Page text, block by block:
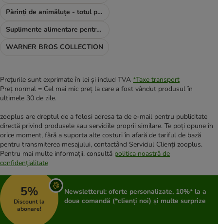
Părinți de animăluțe - totul pentru TINE
Suplimente alimentare pentru câini
WARNER BROS COLLECTION
Prețurile sunt exprimate în lei și includ TVA *Taxe transport
Preț normal = Cel mai mic preț la care a fost vândut produsul în
ultimele 30 de zile.
zooplus are dreptul de a folosi adresa ta de e-mail pentru publicitate
directă privind produsele sau serviciile proprii similare. Te poți opune în
orice moment, fără a suporta alte costuri în afară de tariful de bază
pentru transmiterea mesajului, contactând Serviciul Clienți zooplus.
Pentru mai multe informații, consultă politica noastră de
confidențialitate
5%
Discount la
abonare!
Newsletterul: oferte personalizate, 10%* la a
doua comandă (*clienți noi) și multe surprize